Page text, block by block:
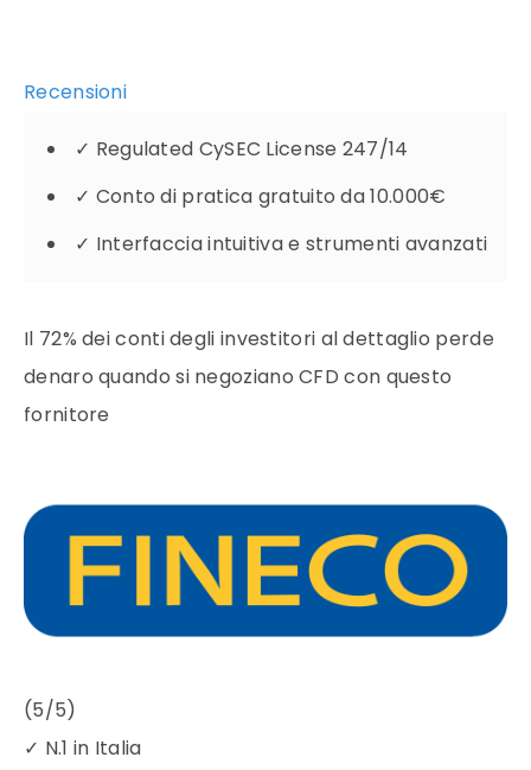
Recensioni
✓ Regulated CySEC License 247/14
✓ Conto di pratica gratuito da 10.000€
✓ Interfaccia intuitiva e strumenti avanzati
Il 72% dei conti degli investitori al dettaglio perde
denaro quando si negoziano CFD con questo
fornitore
(5/5)
✓ N.1 in Italia